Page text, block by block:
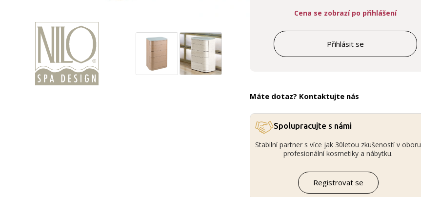
Cena se zobrazí po přihlášení
Přihlásit se
Máte dotaz? Kontaktujte nás
Spolupracujte s námi
Stabilní partner s více jak 30letou zkušeností v oboru
profesionální kosmetiky a nábytku.
Registrovat se